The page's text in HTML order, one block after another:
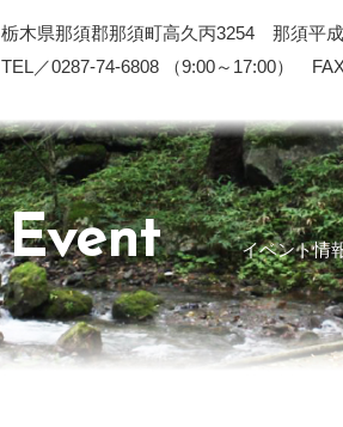
栃木県那須郡那須町高久丙3254 那須平
TEL／0287-74-6808 （9:00～17:00）
Event イベント情